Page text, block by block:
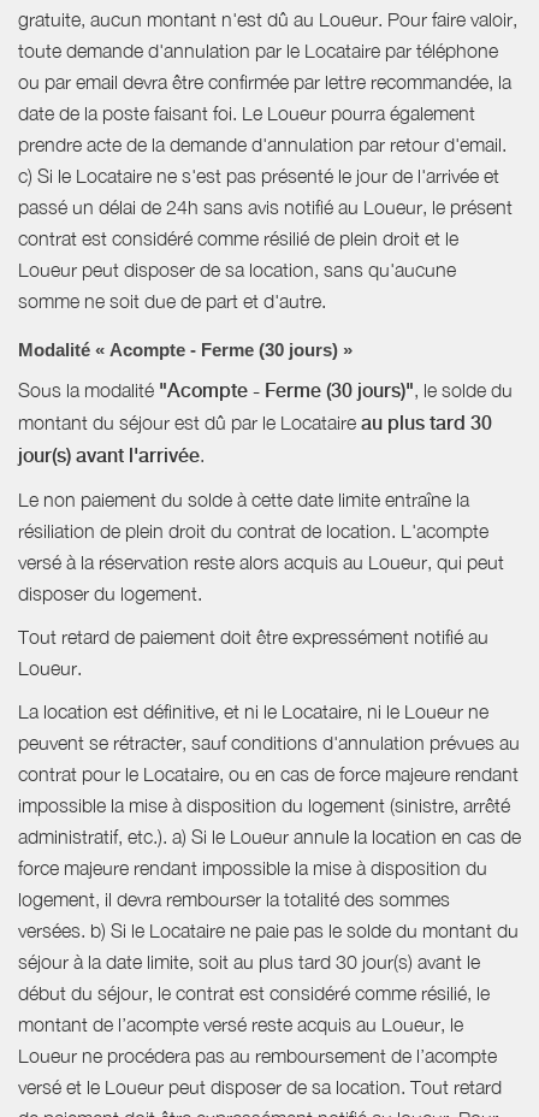
gratuite, aucun montant n'est dû au Loueur. Pour faire valoir,
toute demande d'annulation par le Locataire par téléphone
ou par email devra être confirmée par lettre recommandée, la
date de la poste faisant foi. Le Loueur pourra également
prendre acte de la demande d'annulation par retour d'email.
c) Si le Locataire ne s'est pas présenté le jour de l'arrivée et
passé un délai de 24h sans avis notifié au Loueur, le présent
contrat est considéré comme résilié de plein droit et le
Loueur peut disposer de sa location, sans qu'aucune
somme ne soit due de part et d'autre.
Modalité « Acompte - Ferme (30 jours) »
Sous la modalité "Acompte - Ferme (30 jours)", le solde du
montant du séjour est dû par le Locataire au plus tard 30
jour(s) avant l'arrivée.
Le non paiement du solde à cette date limite entraîne la
résiliation de plein droit du contrat de location. L'acompte
versé à la réservation reste alors acquis au Loueur, qui peut
disposer du logement.
Tout retard de paiement doit être expressément notifié au
Loueur.
La location est définitive, et ni le Locataire, ni le Loueur ne
peuvent se rétracter, sauf conditions d'annulation prévues au
contrat pour le Locataire, ou en cas de force majeure rendant
impossible la mise à disposition du logement (sinistre, arrêté
administratif, etc.). a) Si le Loueur annule la location en cas de
force majeure rendant impossible la mise à disposition du
logement, il devra rembourser la totalité des sommes
versées. b) Si le Locataire ne paie pas le solde du montant du
séjour à la date limite, soit au plus tard 30 jour(s) avant le
début du séjour, le contrat est considéré comme résilié, le
montant de l’acompte versé reste acquis au Loueur, le
Loueur ne procédera pas au remboursement de l’acompte
versé et le Loueur peut disposer de sa location. Tout retard